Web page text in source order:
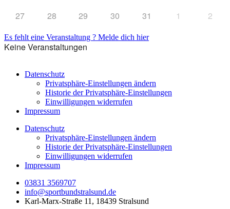
27 28 29 30 31 1 2
Es fehlt eine Veranstaltung ? Melde dich hier
Keine Veranstaltungen
Datenschutz
Privatsphäre-Einstellungen ändern
Historie der Privatsphäre-Einstellungen
Einwilligungen widerrufen
Impressum
Datenschutz
Privatsphäre-Einstellungen ändern
Historie der Privatsphäre-Einstellungen
Einwilligungen widerrufen
Impressum
03831 3569707
info@sportbundstralsund.de
Karl-Marx-Straße 11, 18439 Stralsund